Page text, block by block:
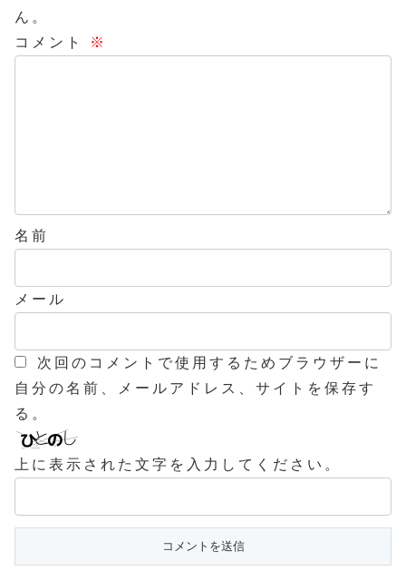
ん。
コメント
※
名前
メール
次回のコメントで使用するためブラウザーに
自分の名前、メールアドレス、サイトを保存す
る。
上に表示された文字を入力してください。